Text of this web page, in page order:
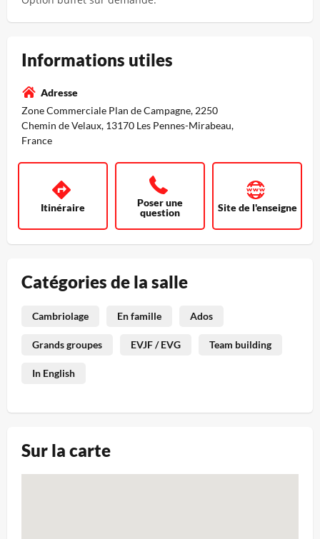
Informations utiles
Adresse
Zone Commerciale Plan de Campagne, 2250
Chemin de Velaux, 13170 Les Pennes-Mirabeau,
France
Itinéraire
Poser une
question
Site de l'enseigne
Catégories de la salle
Cambriolage En famille Ados
Grands groupes EVJF / EVG Team building
In English
Sur la carte